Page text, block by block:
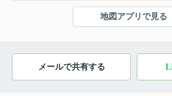
地図アプリで見る
メールで共有する